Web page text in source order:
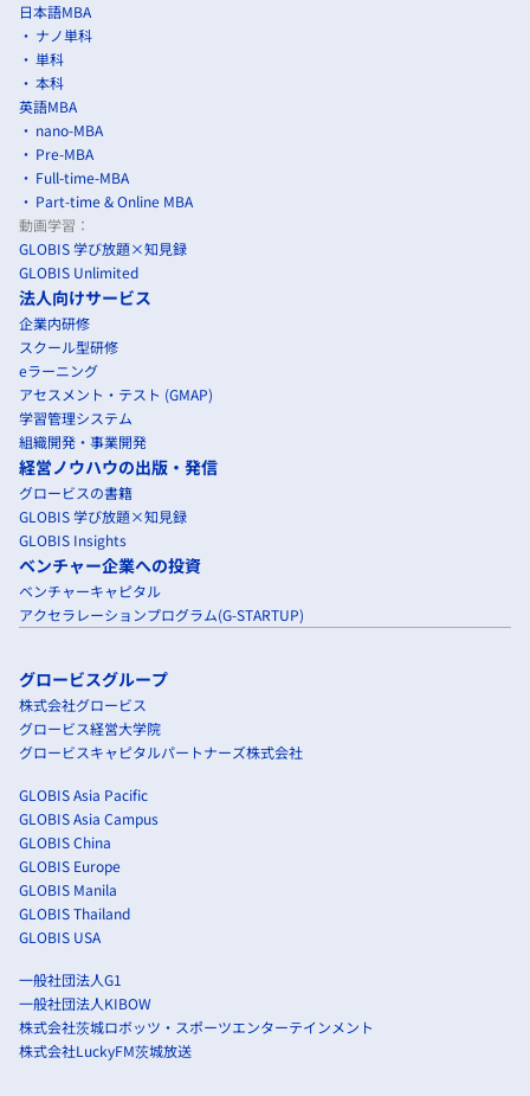
日本語MBA
ナノ単科
単科
本科
英語MBA
nano-MBA
Pre-MBA
Full-time-MBA
Part-time & Online MBA
動画学習：
GLOBIS 学び放題×知見録
GLOBIS Unlimited
法人向けサービス
企業内研修
スクール型研修
eラーニング
アセスメント・テスト (GMAP)
学習管理システム
組織開発・事業開発
経営ノウハウの出版・発信
グロービスの書籍
GLOBIS 学び放題×知見録
GLOBIS Insights
ベンチャー企業への投資
ベンチャーキャピタル
アクセラレーションプログラム(G-STARTUP)
グロービスグループ
株式会社グロービス
グロービス経営大学院
グロービスキャピタルパートナーズ株式会社
GLOBIS Asia Pacific
GLOBIS Asia Campus
GLOBIS China
GLOBIS Europe
GLOBIS Manila
GLOBIS Thailand
GLOBIS USA
一般社団法人G1
一般社団法人KIBOW
株式会社茨城ロボッツ・スポーツエンターテインメント
株式会社LuckyFM茨城放送